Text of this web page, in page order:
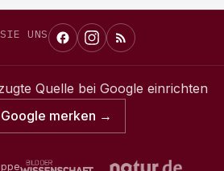
UNS
Quelle bei Google einrichten
merken →